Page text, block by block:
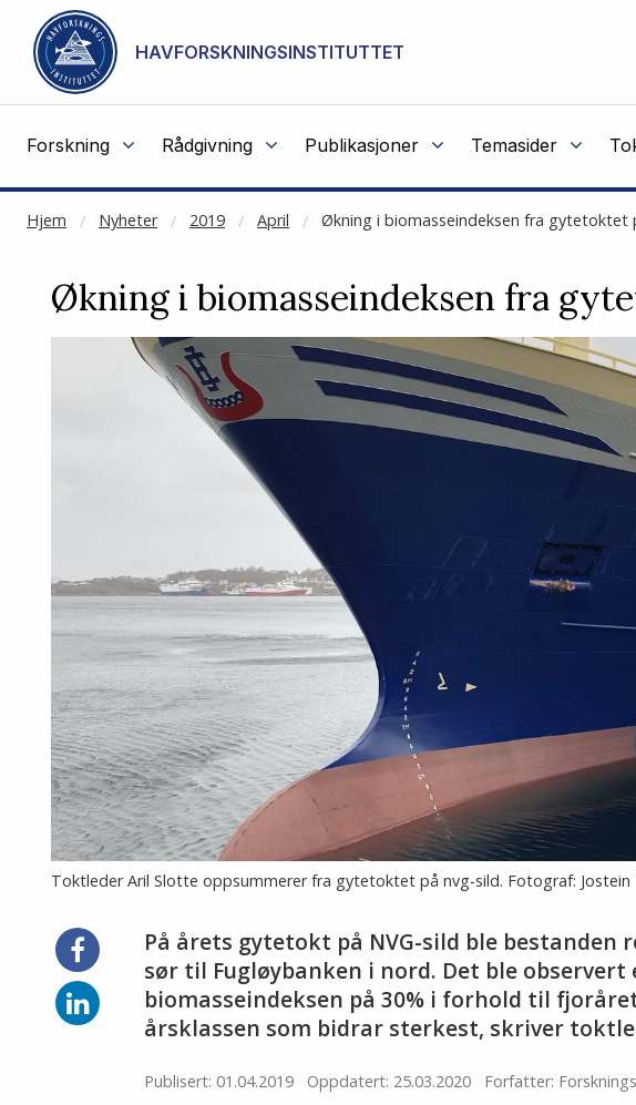
Gå til hovedinnhold
HAVFORSKNINGSINSTITUTTET
Forskning Rådgivning Publikasjoner Temasider
Hjem Nyheter 2019 April Økning i biomasseindeksen fra gytetoktet
NOT CACHED
Økning i biomasseindeksen fra
Toktleder Aril Slotte oppsummerer fra gytetoktet på nvg-sild. Fotograf:
På årets gytetokt på NVG-sild ble
sør til Fugløybanken i nord. Det ble observert
biomasseindeksen på 30% i forhold til
årsklassen som bidrar sterkest, skriver
Publisert: 01.04.2019 Oppdatert: 25.03.2020 Forfatter:
Del
på
Facebook
Del
på